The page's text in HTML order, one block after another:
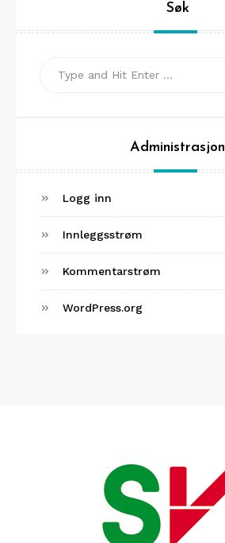
Søk
Administrasjon
Logg inn
Innleggsstrøm
Kommentarstrøm
WordPress.org